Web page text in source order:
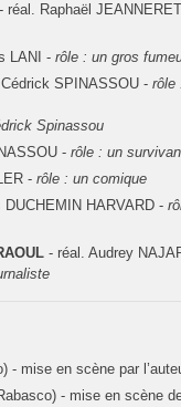
- réal. Raphaël
LANI -rôle : un gros
SPINASSOU -rôle
Spinassou
-rôle : un
-rôle : un comique
DUCHEMIN HARVARD -
- réal. Audrey
- mise en scène par
- mise en scène